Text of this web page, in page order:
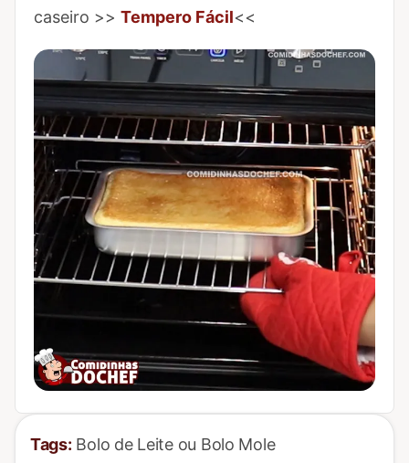
caseiro >> Tempero Fácil<<
Tags: Bolo de Leite ou Bolo Mole